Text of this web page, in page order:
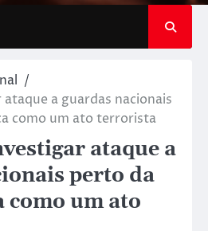
a guardas nacionais
como um ato terrorista
ataque a
perto da
como um ato